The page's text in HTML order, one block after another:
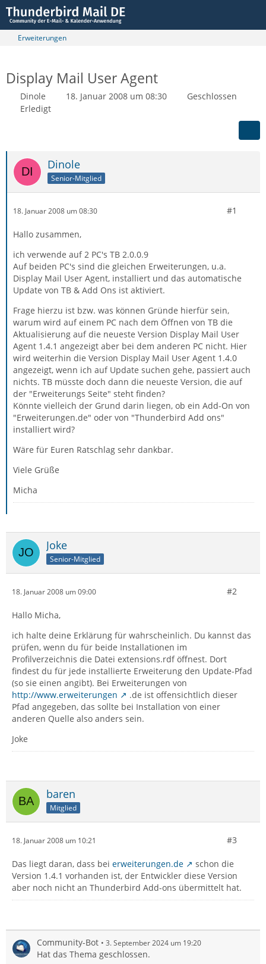
Erweiterungen
Display Mail User Agent
Dinole 18. Januar 2008 um 08:30
Geschlossen
Erledigt
Dinole
Senior-Mitglied
18. Januar 2008 um 08:30 #1
Hallo zusammen,
ich verwende auf 2 PC's TB 2.0.0.9
Auf beiden PC's sind die gleichen Erweiterungen, u.a.
Display Mail User Agent, installiert und das automatische
Update von TB & Add Ons ist aktiviert.
Frage hierzu ist bzw. was können Gründe hierfür sein,
warum wird auf einem PC nach dem Öffnen von TB die
Aktualisierung auf die neueste Version Display Mail User
Agent 1.4.1 angezeigt aber bei dem anderen PC nicht. Hier
wird weiterhin die Version Display Mail User Agent 1.4.0
angezeigt, wenn ich auf Update suchen gehe, passiert auch
nichts. TB müsste doch dann die neueste Version, die auf
der "Erweiterungs Seite" steht finden?
Könnte vielleich der Grund darin liegen, ob ein Add-On von
"Erweiterungen.de" oder von "Thunderbird Add ons"
installiert wird?
Wäre für Euren Ratschlag sehr dankbar.
Viele Grüße
Micha
Joke
Senior-Mitglied
18. Januar 2008 um 09:00 #2
Hallo Micha,
ich halte deine Erklärung für wahrscheinlich. Du kannst das
prüfen, wenn du für beide Installationen im
Profilverzeichnis die Datei extensions.rdf öffnest. Dort
findest du für jede installierte Erweiterung den Update-Pfad
(so sie einen angibt). Bei Erweiterungen von
http://www.erweiterungen
.de ist offensichtlich dieser
Pfad angegeben, das sollte bei Installation von einer
anderen Quelle also anders sein.
Joke
baren
Mitglied
18. Januar 2008 um 10:21 #3
Das liegt daran, dass bei erweiterungen.de
schon die
Version 1.4.1 vorhanden ist, der Entwickler diese Version
aber noch nicht an Thunderbird Add-ons übermittelt hat.
Community-Bot 3. September 2024 um 19:20
Hat das Thema geschlossen.